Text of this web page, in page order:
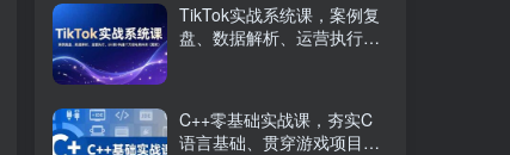
TikTok实战系统课，案例复
盘、数据解析、运营执行，
C++零基础实战课，夯实C
语言基础、贯穿游戏项目、